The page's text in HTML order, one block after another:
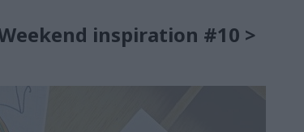
Weekend inspiration #10 >